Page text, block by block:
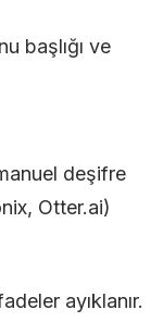
başlığı ve
deşifre
Otter.ai)
ayıklanır.